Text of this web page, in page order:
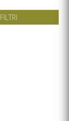
FILTRI